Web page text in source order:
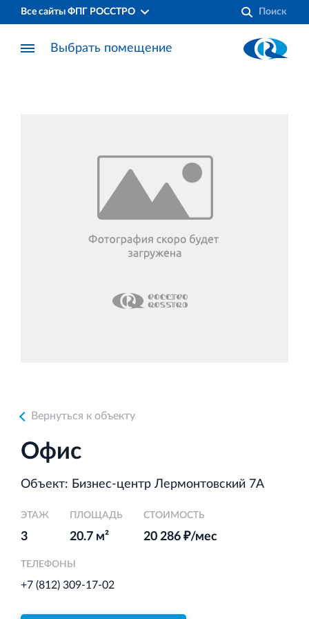
Все сайты ФПГ РОССТРО
Финансово‐промышленная группа РОССТРО
Несъёмная опалубка из щепоцементных плит
ЛЕННИИПРОЕКТ
Проектный институт по жилищно‐гражданскому
Выбрать помещение
Вернуться к объекту
Офис
Объект: Бизнес-центр Лермонтовский 7А
ЭТАЖ
3
ПЛОЩАДЬ
20.7 м²
СТОИМОСТЬ
20 286 ₽/мес
ТЕЛЕФОНЫ
+7 (812) 309-17-02